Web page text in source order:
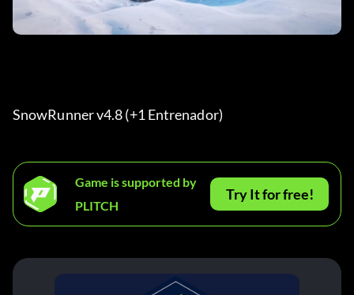
SnowRunner v4.8 (+1 Entrenador)
Game is supported by
PLITCH
Try It for free!